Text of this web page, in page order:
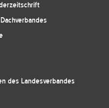
des Landesverbandes